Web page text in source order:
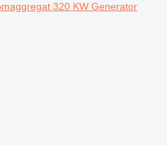
320 KW Generator